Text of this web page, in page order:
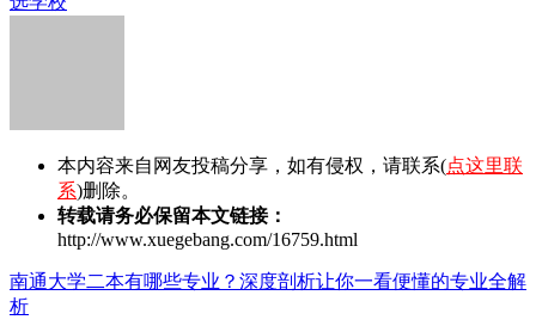
本内容来自网友投稿分享，如有侵权，请联系(点这里联
系)删除。
转载请务必保留本文链接：
http://www.xuegebang.com/16759.html
南通大学二本有哪些专业？深度剖析让你一看便懂的专业全解
析